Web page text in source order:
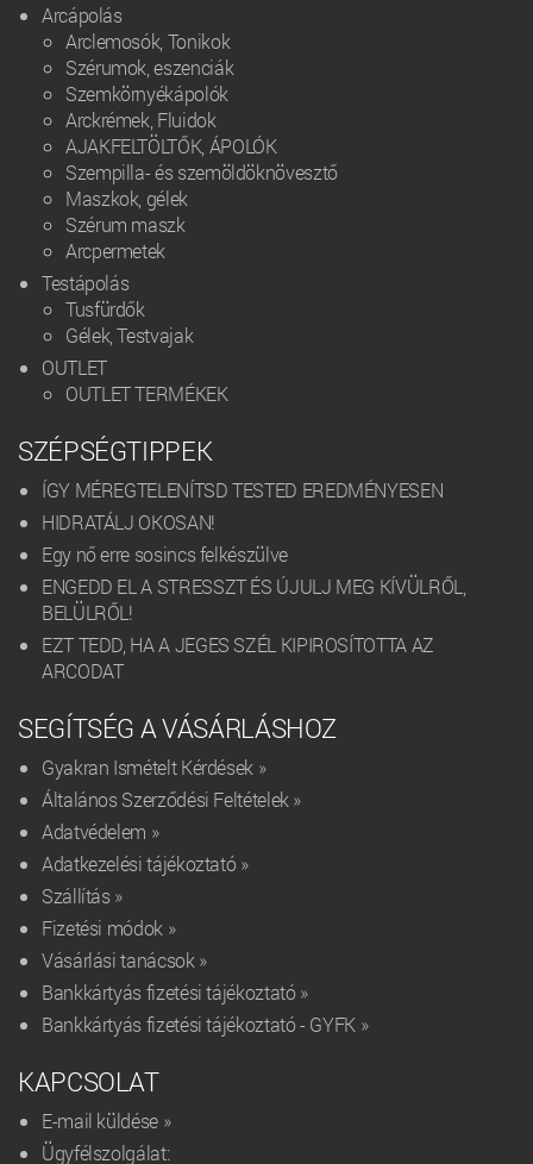
Arcápolás
Arclemosók, Tonikok
Szérumok, eszenciák
Szemkörnyékápolók
Arckrémek, Fluidok
AJAKFELTÖLTŐK, ÁPOLÓK
Szempilla- és szemöldöknövesztő
Maszkok, gélek
Szérum maszk
Arcpermetek
Testápolás
Tusfürdők
Gélek, Testvajak
OUTLET
OUTLET TERMÉKEK
SZÉPSÉGTIPPEK
ÍGY MÉREGTELENÍTSD TESTED EREDMÉNYESEN
HIDRATÁLJ OKOSAN!
Egy nő erre sosincs felkészülve
ENGEDD EL A STRESSZT ÉS ÚJULJ MEG KÍVÜLRŐL,
BELÜLRŐL!
EZT TEDD, HA A JEGES SZÉL KIPIROSÍTOTTA AZ
ARCODAT
SEGÍTSÉG A VÁSÁRLÁSHOZ
Gyakran Ismételt Kérdések »
Általános Szerződési Feltételek »
Adatvédelem »
Adatkezelési tájékoztató »
Szállítás »
Fizetési módok »
Vásárlási tanácsok »
Bankkártyás fizetési tájékoztató »
Bankkártyás fizetési tájékoztató - GYFK »
KAPCSOLAT
E-mail küldése »
Ügyfélszolgálat: